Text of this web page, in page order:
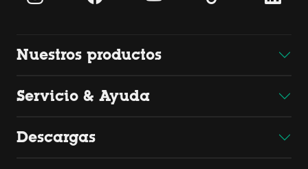
Nuestros productos
Servicio & Ayuda
Descargas